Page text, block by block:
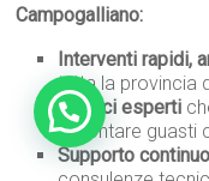
Campogalliano:
Interventi rapidi,
tutta la provincia
Tecnici esperti
affrontare guasti
Supporto continuo